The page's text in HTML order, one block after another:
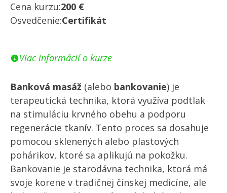
Cena kurzu:200 €
Osvedčenie:Certifikát
Viac informácií o kurze
Banková masáž (alebo bankovanie) je
terapeutická technika, ktorá využíva podtlak
na stimuláciu krvného obehu a podporu
regenerácie tkanív. Tento proces sa dosahuje
pomocou sklenených alebo plastových
pohárikov, ktoré sa aplikujú na pokožku.
Bankovanie je starodávna technika, ktorá má
svoje korene v tradičnej čínskej medicíne, ale